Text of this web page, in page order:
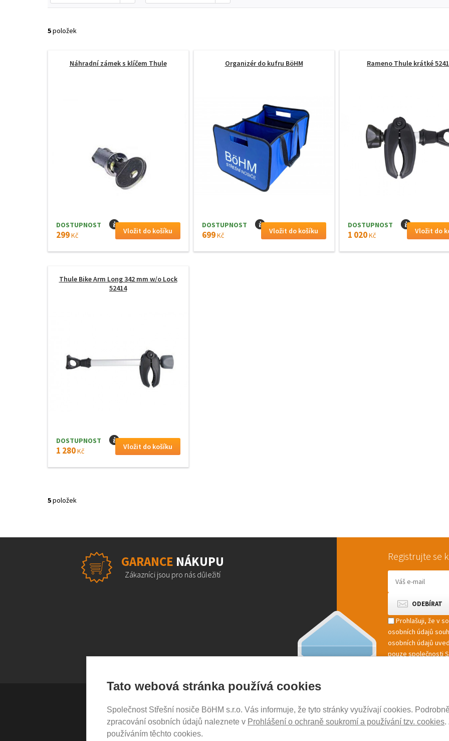
Tato webová stránka používá cookies
Společnost Střešní nosiče BöHM s.r.o. Vás informuje, že tyto stránky využívají cookies.
zpracování osobních údajů naleznete v Prohlášení o ochraně soukromí a používání tzv. cookies.
používáním těchto cookies.
5položek
Náhradní zámek s klíčem Thule
DOSTUPNOST I
299Kč
Organizér do kufru BöHM
DOSTUPNOST I
699Kč
Rameno Thule krátké
DOSTUPNOST I
1 020Kč
Thule Bike Arm Long 342 mm w/o Lock
52414
DOSTUPNOST I
1 280Kč
5položek
GARANCE NÁKUPU
Zákazníci jsou pro nás důležití
Registrujte se
Prohlašuji, že v
osobních údajů
osobních údajů
pouze společnosti
marketingové
VŠE O NÁKUPU
Garance nákupu
NOSICE-EXPERT.CZ